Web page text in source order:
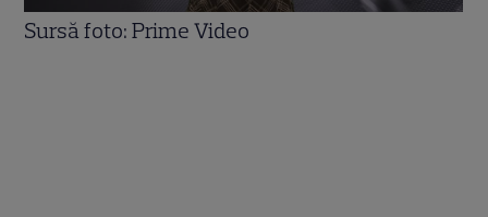
Sursă foto: Prime Video